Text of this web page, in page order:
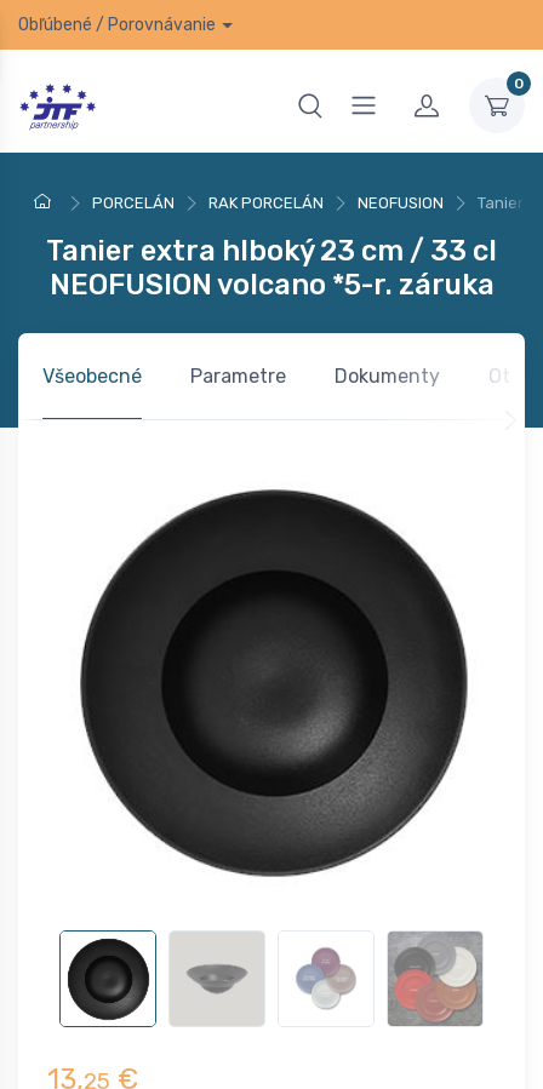
Obľúbené / Porovnávanie
0
PORCELÁN RAK PORCELÁN NEOFUSION Tanier
Tanier extra hlboký 23 cm / 33 cl
NEOFUSION volcano *5-r. záruka
Všeobecné Parametre Dokumenty
13,25 €